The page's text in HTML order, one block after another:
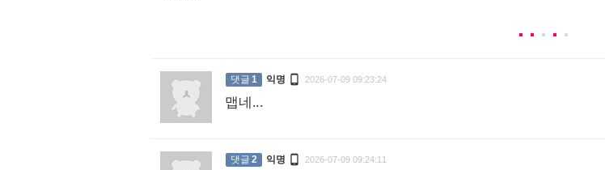
댓글1 익명  2026-07-09 09:23:24
맵네...
댓글2 익명  2026-07-09 09:24:11